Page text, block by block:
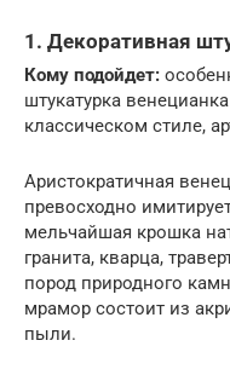
1. Декоративная
Кому подойдет:
штукатурка
классическом стиле,
Аристократичная
превосходно
мельчайшая крошка
гранита, кварца,
пород природного
мрамор состоит из
пыли.